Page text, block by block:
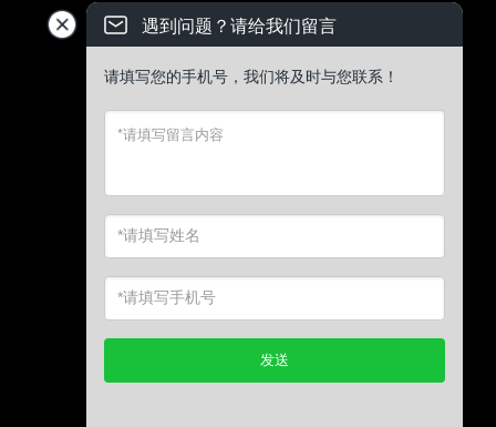
遇到问题？请给我们留言
请填写您的手机号，我们将及时与您联系！